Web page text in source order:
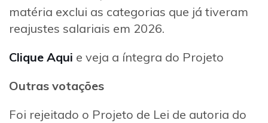
matéria exclui as categorias que já tiveram
reajustes salariais em 2026.
Clique Aqui e veja a íntegra do Projeto
Outras votações
Foi rejeitado o Projeto de Lei de autoria do